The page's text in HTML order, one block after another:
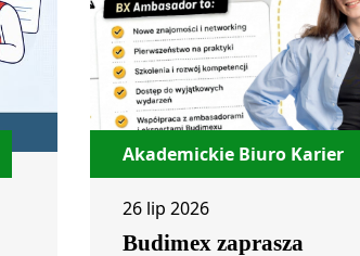
Akademickie Biuro Karier
26 lip 2026
Budimex zaprasza